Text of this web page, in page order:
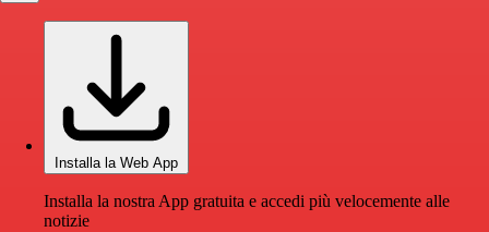
Installa la Web App
Installa la nostra App gratuita e accedi più velocemente alle
notizie